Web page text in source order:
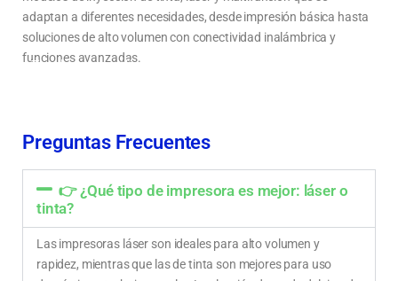
adaptan a diferentes necesidades, desde impresión básica hasta
soluciones de alto volumen con conectividad inalámbrica y
funciones avanzadas.
Tipos de impresoras: láser, tinta continua y multifunción
Preguntas Frecuentes
👉 ¿Qué tipo de impresora es mejor: láser o
tinta?
Las impresoras láser son ideales para alto volumen y
rapidez, mientras que las de tinta son mejores para uso